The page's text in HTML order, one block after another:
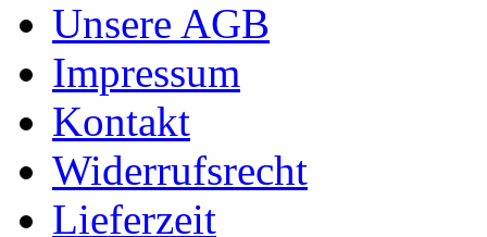
Unsere AGB
Impressum
Kontakt
Widerrufsrecht
Lieferzeit